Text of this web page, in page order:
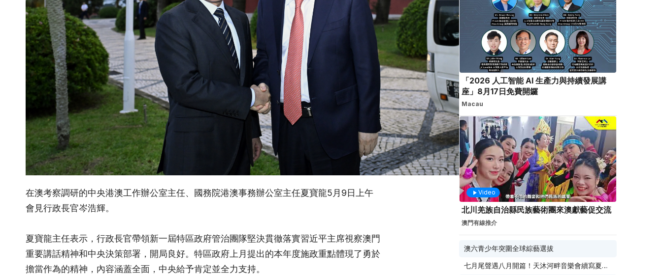
在澳考察調研的中央港澳工作辦公室主任、國務院港澳事務辦公室主任夏寶龍5月9日上午
會見行政長官岑浩輝。
夏寶龍主任表示，行政長官帶領新一屆特區政府管治團隊堅決貫徹落實習近平主席視察澳門
重要講話精神和中央決策部署，開局良好。特區政府上月提出的本年度施政重點體現了勇於
擔當作為的精神，內容涵蓋全面，中央給予肯定並全力支持。
「2026 人工智能 AI 生產力與持續發展講
座」8月17日免費開鑼
Macau
Video
北川羌族自治縣民族藝術團來澳獻藝促交流
澳門有線推介
澳六青少年突圍全球綜藝選拔
七月尾聲遇八月開篇！天沐河畔音樂會續寫夏夜